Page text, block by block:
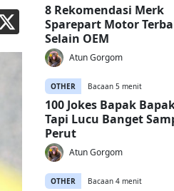
8 Rekomendasi Merk
Sparepart Motor
Selain OEM
Atun Gorgom
OTHER Bacaan 5 menit
100 Jokes Bapak
Tapi Lucu Banget
Perut
Atun Gorgom
OTHER Bacaan 4 menit